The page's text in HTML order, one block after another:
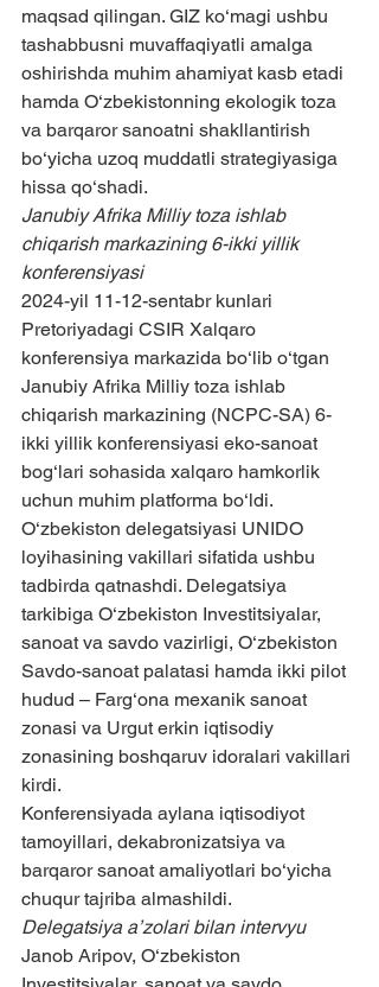
maqsad qilingan. GIZ ko‘magi ushbu
tashabbusni muvaffaqiyatli amalga
oshirishda muhim ahamiyat kasb etadi
hamda O‘zbekistonning ekologik toza
va barqaror sanoatni shakllantirish
bo‘yicha uzoq muddatli strategiyasiga
hissa qo‘shadi.
Janubiy Afrika Milliy toza ishlab
chiqarish markazining 6-ikki yillik
konferensiyasi
2024-yil 11-12-sentabr kunlari
Pretoriyadagi CSIR Xalqaro
konferensiya markazida bo‘lib o‘tgan
Janubiy Afrika Milliy toza ishlab
chiqarish markazining (NCPC-SA) 6-
ikki yillik konferensiyasi eko-sanoat
bog‘lari sohasida xalqaro hamkorlik
uchun muhim platforma bo‘ldi.
O‘zbekiston delegatsiyasi UNIDO
loyihasining vakillari sifatida ushbu
tadbirda qatnashdi. Delegatsiya
tarkibiga O‘zbekiston Investitsiyalar,
sanoat va savdo vazirligi, O‘zbekiston
Savdo-sanoat palatasi hamda ikki pilot
hudud – Farg‘ona mexanik sanoat
zonasi va Urgut erkin iqtisodiy
zonasining boshqaruv idoralari vakillari
kirdi.
Konferensiyada aylana iqtisodiyot
tamoyillari, dekabronizatsiya va
barqaror sanoat amaliyotlari bo‘yicha
chuqur tajriba almashildi.
Delegatsiya a’zolari bilan intervyu
Janob Aripov, O‘zbekiston